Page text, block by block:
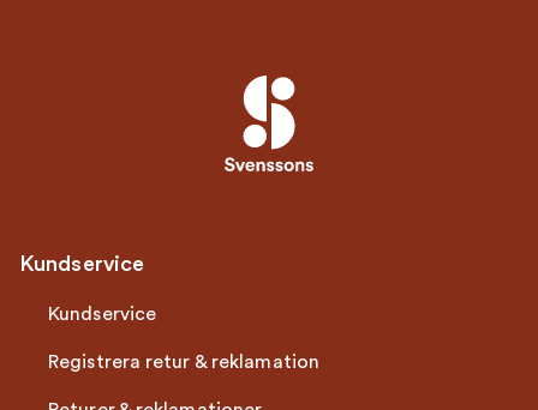
Kundservice
Kundservice
Registrera retur & reklamation